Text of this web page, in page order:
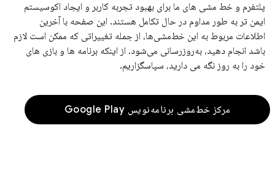
پلتفرم و خط مشی های ما برای بهبود تجربه کاربر و ایجاد اکوسیستم
ایمن تر به طور مداوم در حال تکامل هستند. این صفحه با آخرین
اطلاعات مربوط به این خط‌مشی‌ها، از جمله تغییراتی که ممکن است لازم
باشد انجام دهید، به‌روزرسانی می‌شود. از اینکه برنامه ها و بازی های
خود را به روز نگه می دارید، سپاسگزاریم.
مرکز خط‌مشی برنامه‌نویس Google Play